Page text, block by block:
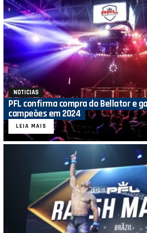
NOTICIAS
PFL confirma compra do Bellator e
campeões em 2024
LEIA MAIS